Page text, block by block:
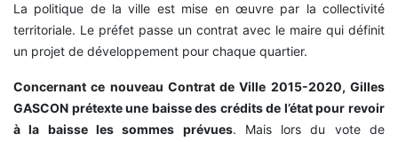
La politique de la ville est mise en œuvre par la collectivité
territoriale. Le préfet passe un contrat avec le maire qui définit
un projet de développement pour chaque quartier.
Concernant ce nouveau Contrat de Ville 2015-2020, Gilles
GASCON prétexte une baisse des crédits de l’état pour revoir
à la baisse les sommes prévues. Mais lors du vote de